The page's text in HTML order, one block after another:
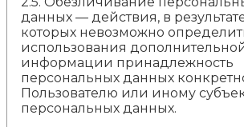
данных — действия, в
которых невозможно
использования
информации принадлежность
персональных данных
Пользователю или иному
персональных данных.